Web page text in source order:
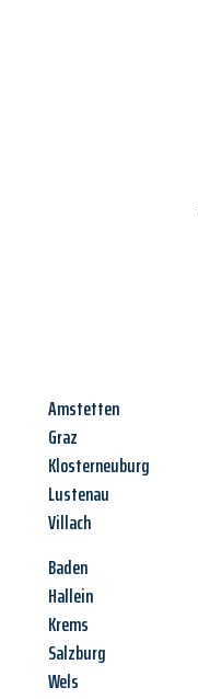
Amstetten
Graz
Klosterneuburg
Lustenau
Villach
Baden
Hallein
Krems
Salzburg
Wels